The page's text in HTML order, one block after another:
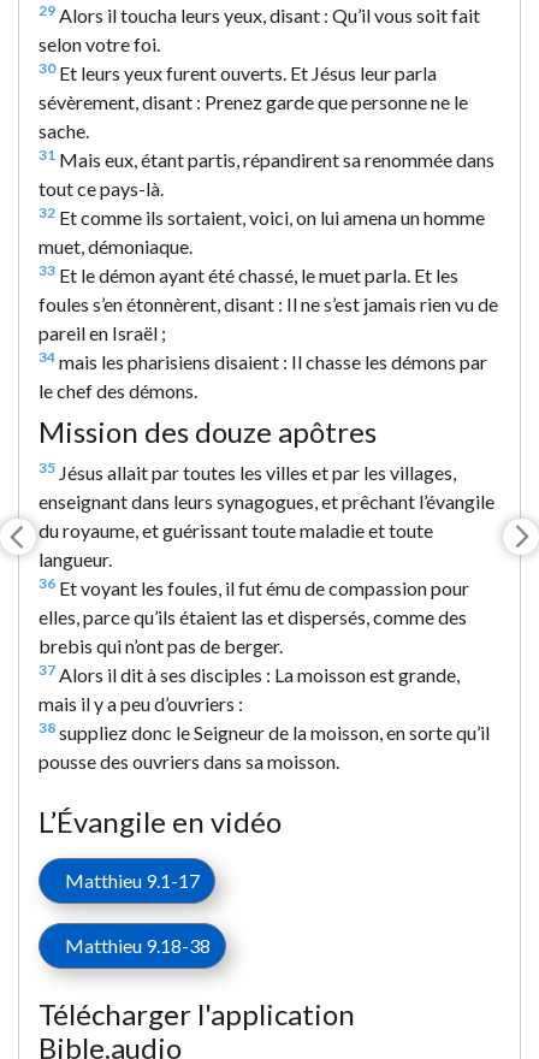
29 Alors il toucha leurs yeux, disant : Qu’il vous soit fait
selon votre foi.
30Et leurs yeux furent ouverts. Et Jésus leur parla
sévèrement, disant : Prenez garde que personne ne le
sache.
31 Mais eux, étant partis, répandirent sa renommée dans
tout ce pays-là.
32 Et comme ils sortaient, voici, on lui amena un homme
muet, démoniaque.
33 Et le démon ayant été chassé, le muet parla. Et les
foules s’en étonnèrent, disant : Il ne s’est jamais rien vu de
pareil en Israël ;
34 mais les pharisiens disaient : Il chasse les démons par
le chef des démons.
Mission des douze apôtres
35 Jésus allait par toutes les villes et par les villages,
enseignant dans leurs synagogues, et prêchant l’évangile
du royaume, et guérissant toute maladie et toute
langueur.
36 Et voyant les foules, il fut ému de compassion pour
elles, parce qu’ils étaient las et dispersés, comme des
brebis qui n’ont pas de berger.
37 Alors il dit à ses disciples : La moisson est grande,
mais il y a peu d’ouvriers :
38 suppliez donc le Seigneur de la moisson, en sorte qu’il
pousse des ouvriers dans sa moisson.
L’Évangile en vidéo
Matthieu 9.1-17
Matthieu 9.18-38
Télécharger l'application
Bible.audio